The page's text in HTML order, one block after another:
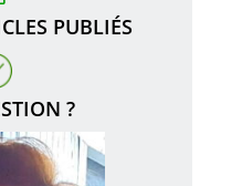
PUBLIÉS
?